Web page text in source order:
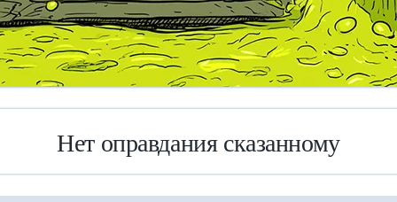
Нет оправдания сказанному